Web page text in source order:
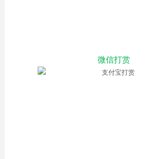
微信打赏